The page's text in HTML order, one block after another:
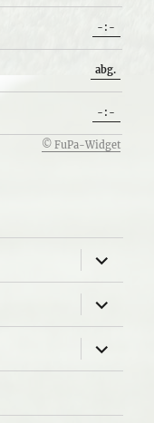
-:-
abg.
-:-
© FuPa-Widget
öffnen
öffnen
öffnen